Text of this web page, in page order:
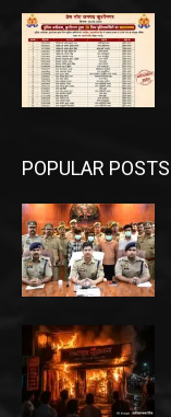
POPULAR POSTS